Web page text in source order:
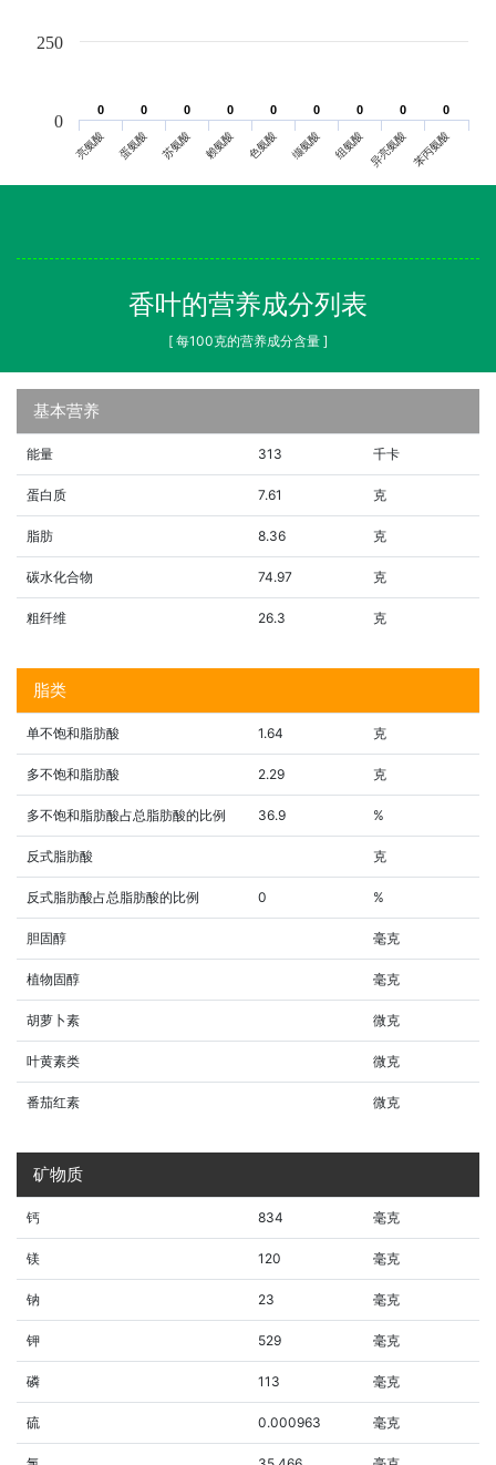
0
0 0
0 0
0 0
0 0
0 0
0 0
0 0
0 0
0
亮氨酸 蛋氨酸 苏氨酸 赖氨酸 色氨酸 缬氨酸 组氨酸 异亮氨酸苯丙氨酸
0
250
香叶的营养成分列表
[ 每100克的营养成分含量 ]
基本营养
能量 313 千卡
蛋白质 7.61 克
脂肪 8.36 克
碳水化合物 74.97 克
粗纤维 26.3 克
脂类
单不饱和脂肪酸 1.64 克
多不饱和脂肪酸 2.29 克
多不饱和脂肪酸占总脂肪酸的比例 36.9 %
反式脂肪酸 克
反式脂肪酸占总脂肪酸的比例 0 %
胆固醇 毫克
植物固醇 毫克
胡萝卜素 微克
叶黄素类 微克
番茄红素 微克
矿物质
钙 834 毫克
镁 120 毫克
钠 23 毫克
钾 529 毫克
磷 113 毫克
硫 0.000963 毫克